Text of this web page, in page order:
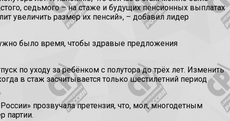
седьмого – на стаже и будущих пенсионных выплатах
увеличить размер их пенсий», – добавил лидер
было время, чтобы здравые предложения
по уходу за ребёнком с полутора до трёх лет. Изменить
в стаж засчитывается только шестилетний период
прозвучала претензия, что, мол, многодетным
партии.